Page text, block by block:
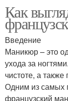
Как
Введение
Маникюр – это
ухода за
чистоте, а
Одним из самых
французский